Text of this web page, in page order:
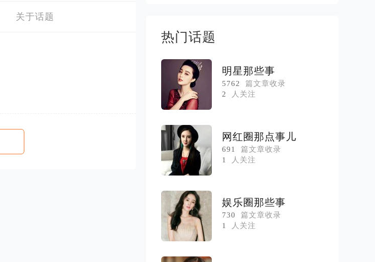
关于话题
热门话题
明星那些事
5762
篇文章收录
2
人关注
网红圈那点事儿
691
篇文章收录
1
人关注
娱乐圈那些事
730
篇文章收录
1
人关注